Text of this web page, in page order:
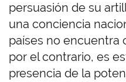
persuasión de su
una conciencia
países no encuentra
por el contrario, es
presencia de la